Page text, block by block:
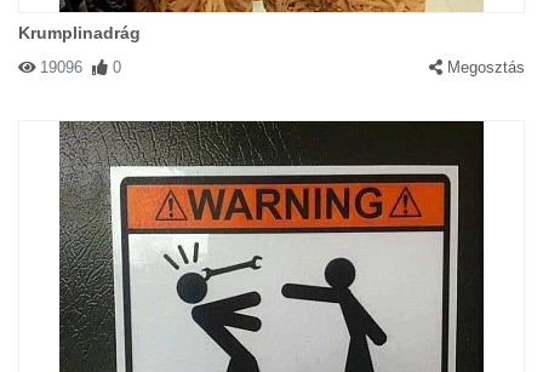
Krumplinadrág
19096 0 Megosztás